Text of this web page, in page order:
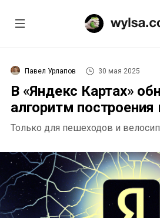
Павел Урлапов 30 мая 2025
В «Яндекс Картах»
алгоритм
Только для пешеходов и